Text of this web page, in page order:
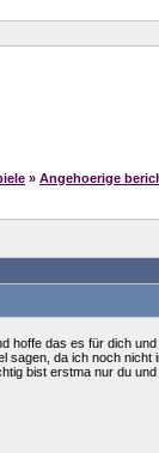
» Angehoerige
hoffe das es für dich
sagen, da ich noch nicht
bist erstma nur du